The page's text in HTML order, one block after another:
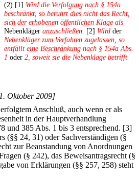
(2) [1] Wird die Verfolgung nach § 154a
beschränkt, so berührt dies nicht das Recht,
sich der erhobenen öffentlichen Klage als
Nebenkläger anzuschließen. [2] Wird der
Nebenkläger zum Verfahren zugelassen, so
entfällt eine Beschränkung nach § 154a Abs.
1 oder 2, soweit sie die Nebenklage betrifft.
Oktober 2009]
Anschluß, auch wenn er als
in der Hauptverhandlung
und 385 Abs. 1 bis 3 entsprechend. [3]
(§§ 24, 31) oder Sachverständigen (§
zur Beanstandung von Anordnungen
(§ 242), das Beweisantragsrecht (§
von Erklärungen (§§ 257, 258) steht